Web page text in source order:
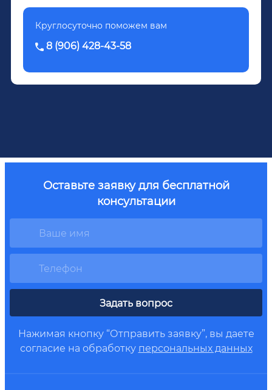
Круглосуточно поможем вам
8 (906) 428-43-58
Оставьте заявку для бесплатной
консультации
Задать вопрос
Нажимая кнопку “Отправить заявку”, вы даете
согласие на обработку персональных данных